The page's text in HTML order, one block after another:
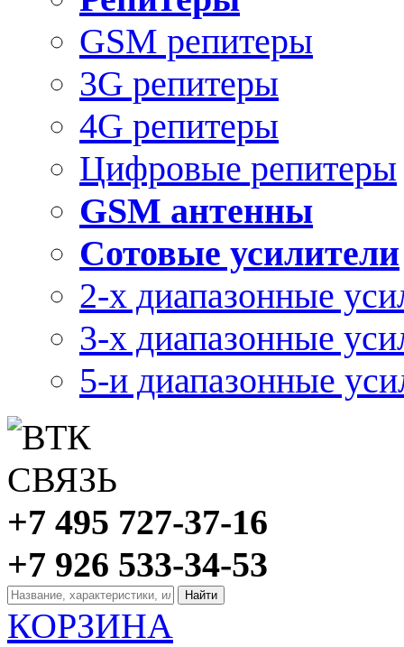
GSM репитеры
3G репитеры
4G репитеры
Цифровые репитеры
GSM антенны
Сотовые усилители
2-х диапазонные
3-х диапазонные
5-и диапазонные
+7 495 727-37-16
+7 926 533-34-53
КОРЗИНА